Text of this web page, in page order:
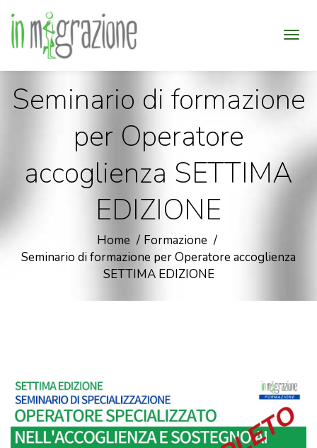
Seminario di formazione
per Operatore
accoglienza SETTIMA
EDIZIONE
Home
Formazione
Seminario di formazione per Operatore accoglienza
SETTIMA EDIZIONE